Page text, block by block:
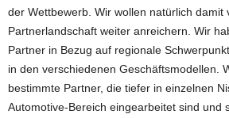
der Wettbewerb. Wir wollen natürlich damit
Partnerlandschaft weiter anreichern. Wir
Partner in Bezug auf regionale
in den verschiedenen Geschäftsmodellen.
bestimmte Partner, die tiefer in einzelnen
Automotive-Bereich eingearbeitet sind und